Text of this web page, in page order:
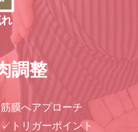
調整
膜へアプローチ
リガーポイント